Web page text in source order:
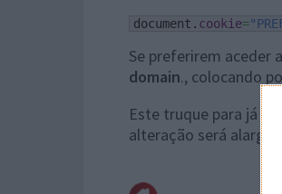
document. cookie=
Se preferirem aceder
domain., colocando
Este truque para já
alteração será